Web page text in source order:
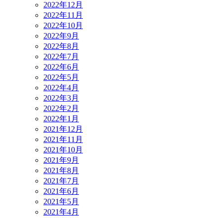
2022年12月
2022年11月
2022年10月
2022年9月
2022年8月
2022年7月
2022年6月
2022年5月
2022年4月
2022年3月
2022年2月
2022年1月
2021年12月
2021年11月
2021年10月
2021年9月
2021年8月
2021年7月
2021年6月
2021年5月
2021年4月